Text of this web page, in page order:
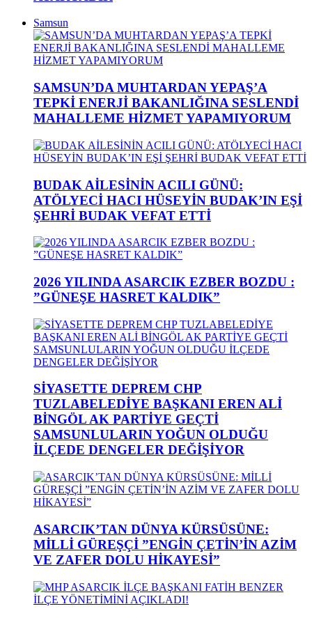
Samsun
SAMSUN’DA MUHTARDAN YEPAŞ’A
TEPKİ ENERJİ BAKANLIĞINA SESLENDİ
MAHALLEME HİZMET YAPAMIYORUM
BUDAK AİLESİNİN ACILI GÜNÜ:
ATÖLYECİ HACI HÜSEYİN BUDAK’IN EŞİ
ŞEHRİ BUDAK VEFAT ETTİ
2026 YILINDA ASARCIK EZBER BOZDU :
”GÜNEŞE HASRET KALDIK”
SİYASETTE DEPREM CHP
TUZLABELEDİYE BAŞKANI EREN ALİ
BİNGÖL AK PARTİYE GEÇTİ
SAMSUNLULARIN YOĞUN OLDUĞU
İLÇEDE DENGELER DEĞİŞİYOR
ASARCIK’TAN DÜNYA KÜRSÜSÜNE:
MİLLİ GÜREŞÇİ ”ENGİN ÇETİN’İN AZİM
VE ZAFER DOLU HİKAYESİ”